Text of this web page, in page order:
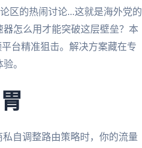
区的热闹讨论...这就是海外党的
怎么用才能突破这层壁垒？本
台精准狙击。解决方案藏在专
。
自调整路由策略时，你的流量